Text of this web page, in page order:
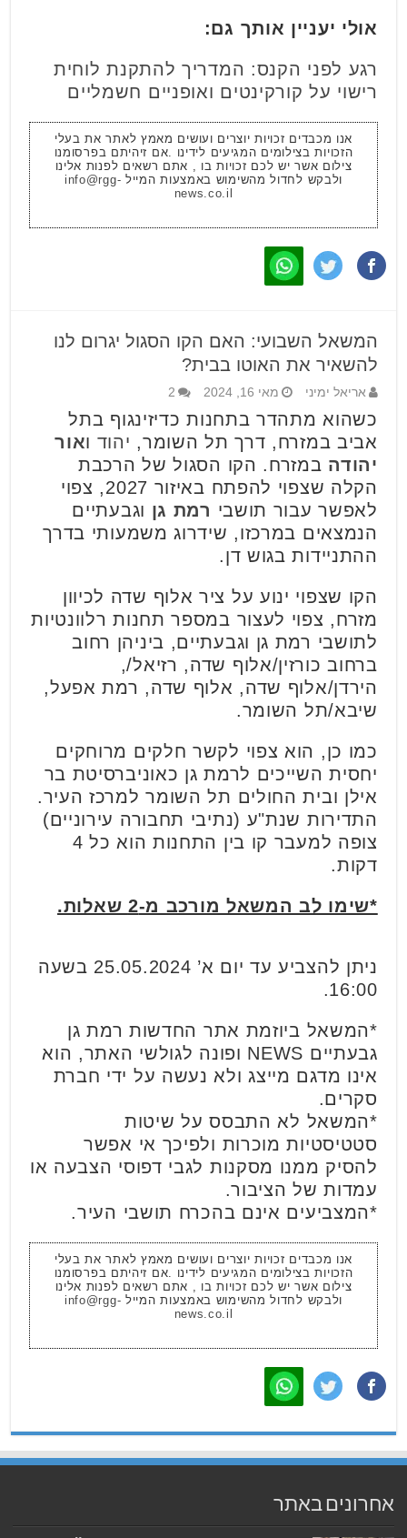
אולי יעניין אותך גם:
רגע לפני הקנס: המדריך להתקנת לוחית
רישוי על קורקינטים ואופניים חשמליים
אנו מכבדים זכויות יוצרים ועושים מאמץ לאתר את בעלי
הזכויות בצילומים המגיעים לידינו .אם זיהיתם בפרסומנו
צילום אשר יש לכם זכויות בו , אתם רשאים לפנות אלינו
ולבקש לחדול מהשימוש באמצעות המייל info@rgg-
news.co.il
המשאל השבועי: האם הקו הסגול יגרום לנו
להשאיר את האוטו בבית?
אריאל ימיני מאי 16, 2024 2
כשהוא מתהדר בתחנות כדיזינגוף בתל
אביב במזרח, דרך תל השומר, יהוד ואור
יהודה במזרח. הקו הסגול של הרכבת
הקלה שצפוי להפתח באיזור 2027, צפוי
לאפשר עבור תושבי רמת גן וגבעתיים
הנמצאים במרכזו, שידרוג משמעותי בדרך
ההתניידות בגוש דן.
הקו שצפוי ינוע על ציר אלוף שדה לכיוון
מזרח, צפוי לעצור במספר תחנות רלוונטיות
לתושבי רמת גן וגבעתיים, ביניהן רחוב
ברחוב כורזין/אלוף שדה, רזיאל/,
הירדן/אלוף שדה, אלוף שדה, רמת אפעל,
שיבא/תל השומר.
כמו כן, הוא צפוי לקשר חלקים מרוחקים
יחסית השייכים לרמת גן כאוניברסיטת בר
אילן ובית החולים תל השומר למרכז העיר.
התדירות שנת"ע (נתיבי תחבורה עירוניים)
צופה למעבר קו בין התחנות הוא כל 4
דקות.
*שימו לב המשאל מורכב מ-2 שאלות.
ניתן להצביע עד יום א’ 25.05.2024 בשעה
16:00.
*המשאל ביוזמת אתר החדשות רמת גן
גבעתיים NEWS ופונה לגולשי האתר, הוא
אינו מדגם מייצג ולא נעשה על ידי חברת
סקרים.
*המשאל לא התבסס על שיטות
סטטיסטיות מוכרות ולפיכך אי אפשר
להסיק ממנו מסקנות לגבי דפוסי הצבעה או
עמדות של הציבור.
*המצביעים אינם בהכרח תושבי העיר.
אנו מכבדים זכויות יוצרים ועושים מאמץ לאתר את בעלי
הזכויות בצילומים המגיעים לידינו .אם זיהיתם בפרסומנו
צילום אשר יש לכם זכויות בו , אתם רשאים לפנות אלינו
ולבקש לחדול מהשימוש באמצעות המייל info@rgg-
news.co.il
אחרונים באתר